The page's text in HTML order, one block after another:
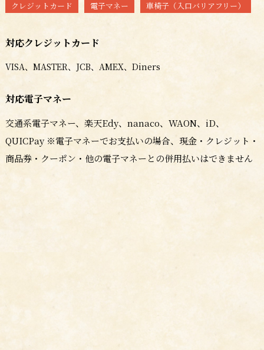
クレジットカード
電子マネー 車椅子（入口バリアフリー）
対応クレジットカード
VISA、MASTER、JCB、AMEX、Diners
対応電子マネー
交通系電子マネー、楽天Edy、nanaco、WAON、iD、
QUICPay ※電子マネーでお支払いの場合、現金・クレジット・
商品券・クーポン・他の電子マネーとの併用払いはできません